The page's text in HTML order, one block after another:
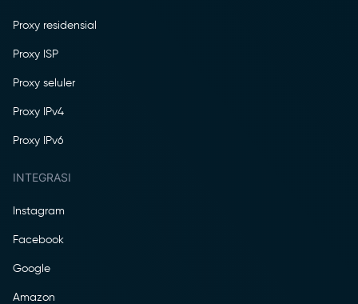
Proxy residensial
Proxy ISP
Proxy seluler
Proxy IPv4
Proxy IPv6
INTEGRASI
Instagram
Facebook
Google
Amazon